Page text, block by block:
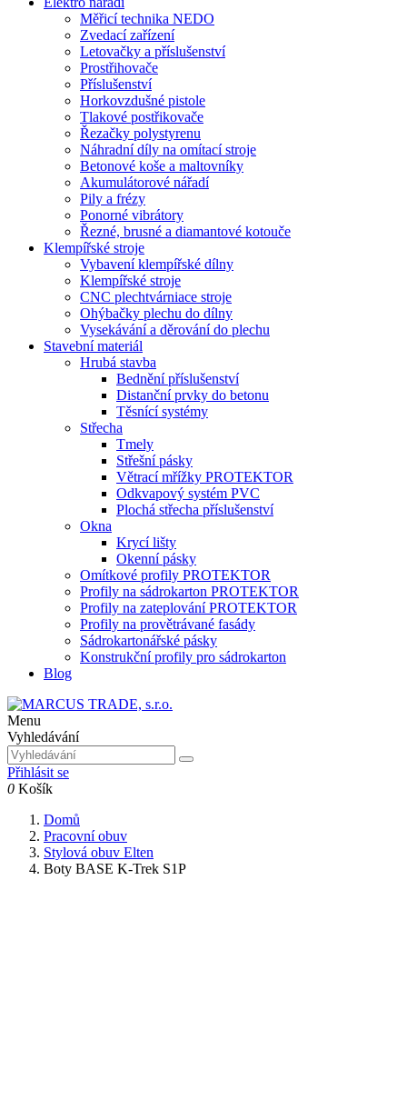
Měřicí technika NEDO
Zvedací zařízení
Letovačky a příslušenství
Prostřihovače
Příslušenství
Horkovzdušné pistole
Tlakové postřikovače
Řezačky polystyrenu
Náhradní díly na omítací stroje
Betonové koše a maltovníky
Akumulátorové nářadí
Pily a frézy
Ponorné vibrátory
Řezné, brusné a diamantové kotouče
Klempířské stroje
Vybavení klempířské dílny
Klempířské stroje
CNC plechtvárniace stroje
Ohýbačky plechu do dílny
Vysekávání a děrování do plechu
Stavební materiál
Hrubá stavba
Bednění příslušenství
Distanční prvky do betonu
Těsnící systémy
Střecha
Tmely
Střešní pásky
Větrací mřížky PROTEKTOR
Odkvapový systém PVC
Plochá střecha příslušenství
Okna
Krycí lišty
Okenní pásky
Omítkové profily PROTEKTOR
Profily na sádrokarton PROTEKTOR
Profily na zateplování PROTEKTOR
Profily na provětrávané fasády
Sádrokartonářské pásky
Konstrukční profily pro sádrokarton
Blog
Menu
Vyhledávání
Přihlásit se
0 Košík
Domů
Pracovní obuv
Stylová obuv Elten
Boty BASE K-Trek S1P